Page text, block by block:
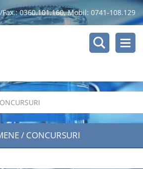
Fax.: 0360.101.160, Mobil: 0741-108.129
/ CONCURSURI